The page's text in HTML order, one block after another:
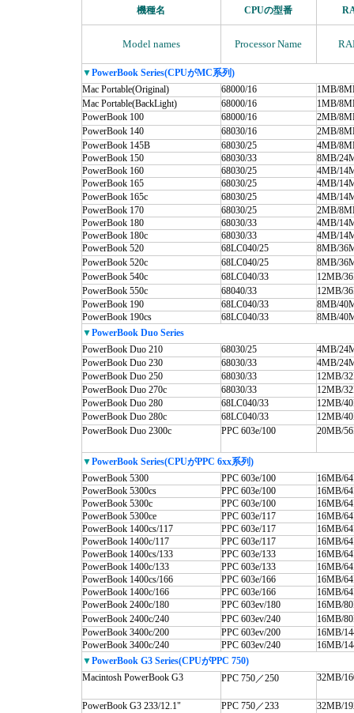
機種名 CPUの型番
Model names Processor Name
▼PowerBook Series(CPUがMC系列)
Mac Portable(Original)
68000/16
1MB/
Mac Portable(BackLight)
68000/16
1MB/
PowerBook 100
68000/16
2MB/
PowerBook 140
68030/16
2MB/
PowerBook 145B
68030/25
4MB/
PowerBook 150
68030/33
8MB/
PowerBook 160
68030/25
4MB/
PowerBook 165
68030/25
4MB/
PowerBook 165c
68030/25
4MB/
PowerBook 170
68030/25
2MB/
PowerBook 180
68030/33
4MB/
PowerBook 180c
68030/33
4MB/
PowerBook 520
68LC040/25
8MB/
PowerBook 520c
68LC040/25
8MB/
PowerBook 540c
68LC040/33
12MB/
PowerBook 550c
68040/33
12MB/
PowerBook 190
68LC040/33
8MB/
PowerBook 190cs
68LC040/33
8MB/
▼PowerBook Duo Series
PowerBook Duo 210
68030/25
4MB/
PowerBook Duo 230
68030/33
4MB/
PowerBook Duo 250
68030/33
12MB/
PowerBook Duo 270c
68030/33
12MB/
PowerBook Duo 280
68LC040/33
12MB/
PowerBook Duo 280c
68LC040/33
12MB/
PowerBook Duo 2300c
PPC 603e/100 20MB/
▼PowerBook Series(CPUがPPC 6xx系列)
PowerBook 5300
PPC 603e/100
16MB/
PowerBook 5300cs
PPC 603e/100
16MB/
PowerBook 5300c
PPC 603e/100
16MB/
PowerBook 5300ce
PPC 603e/117
16MB/
PowerBook 1400cs/117
PPC 603e/117
16MB/
PowerBook 1400c/117
PPC 603e/117
16MB/
PowerBook 1400cs/133
PPC 603e/133
16MB/
PowerBook 1400c/133
PPC 603e/133
16MB/
PowerBook 1400cs/166
PPC 603e/166
16MB/
PowerBook 1400c/166
PPC 603e/166
16MB/
PowerBook 2400c/180
PPC 603ev/180
16MB/
PowerBook 2400c/240
PPC 603ev/240
16MB/
PowerBook 3400c/200
PPC 603ev/200
16MB/
PowerBook 3400c/240
PPC 603ev/240
16MB/
▼PowerBook G3 Series(CPUがPPC 750)
Macintosh PowerBook G3
PPC 750／250 32MB/
PowerBook G3 233/12.1" PPC 750／233 32MB/